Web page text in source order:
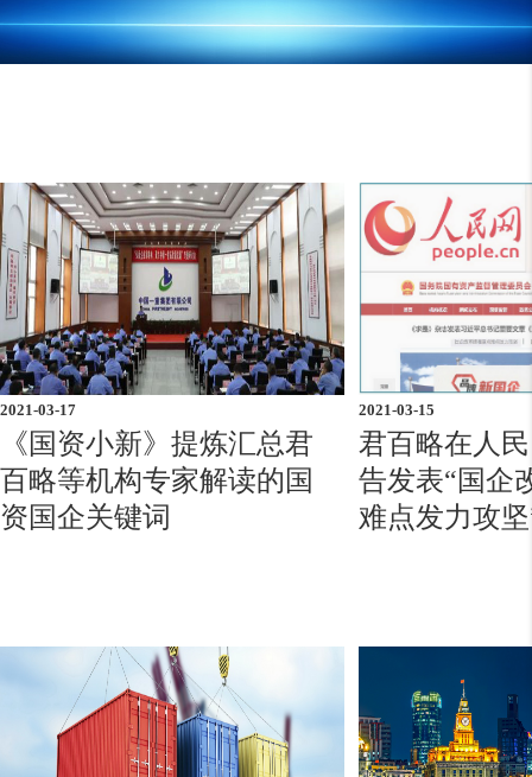
2021-03-17
《国资小新》提炼汇总君
百略等机构专家解读的国
资国企关键词
2021-03-15
君百略在人
告发表“国企
难点发力攻